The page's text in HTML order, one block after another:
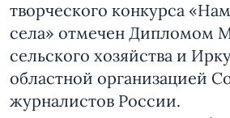
творческого конкурса
села» отмечен Дипломом
сельского хозяйства и
областной организацией
журналистов России.